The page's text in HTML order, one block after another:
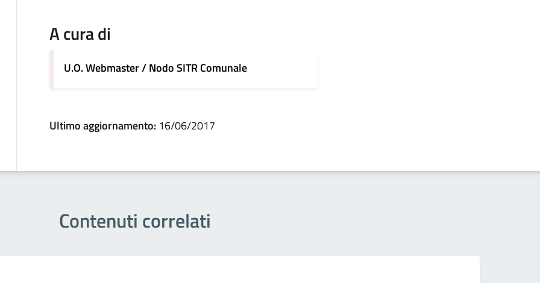
A cura di
U.O. Webmaster / Nodo SITR Comunale
Ultimo aggiornamento: 16/06/2017
Contenuti correlati